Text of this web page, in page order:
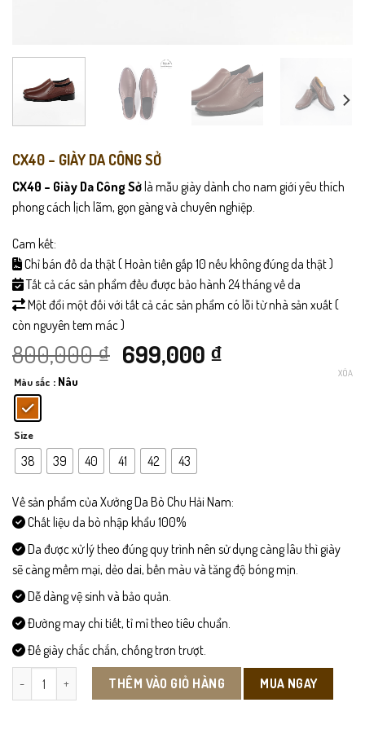
CX40 – GIÀY DA CÔNG SỞ
CX40 – Giày Da Công Sởlà mẫu giày dành cho nam giới yêu thích
phong cách lịch lãm, gọn gàng và chuyên nghiệp.
Cam kết:
Chỉ bán đồ da thật ( Hoàn tiền gấp 10 nếu không đúng da thật )
Tất cả các sản phẩm đều được bảo hành 24 tháng về da
Một đổi một đối với tất cả các sản phẩm có lỗi từ nhà sản xuất (
còn nguyên tem mác )
800,000₫ Giá
800,000 ₫.
699,000 ₫Giá
699,000 ₫.
Màu sắc : Nâu
Size
38 39 40 41 42 43
XÓA
Về sản phẩm của Xưởng Da Bò Chu Hải Nam:
Chất liệu da bò nhập khẩu 100%
Da được xử lý theo đúng quy trình nên sử dụng càng lâu thì giày
sẽ càng mềm mại, dẻo dai, bền màu và tăng độ bóng mịn.
Dễ dàng vệ sinh và bảo quản.
Đường may chi tiết, tỉ mỉ theo tiêu chuẩn.
Đế giày chắc chắn, chống trơn trượt.
CX40 - Giày Da Công Sở số lượng
THÊM VÀO GIỎ HÀNG MUA NGAY